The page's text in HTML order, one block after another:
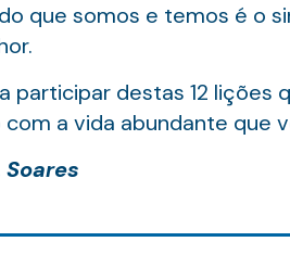
que somos e temos é o
participar destas 12 lições
a vida abundante que
Soares